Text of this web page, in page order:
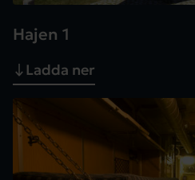
Hajen 1
Ladda ner